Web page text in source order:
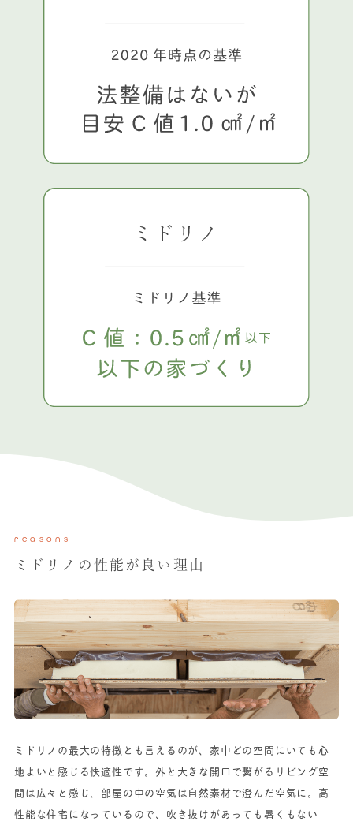
reasons
ミドリノの性能が良い理由
ミドリノの最大の特徴とも言えるのが、家中どの空間にいても心
地よいと感じる快適性です。外と大きな開口で繋がるリビング空
間は広々と感じ、部屋の中の空気は自然素材で澄んだ空気に。高
性能な住宅になっているので、吹き抜けがあっても暑くもない